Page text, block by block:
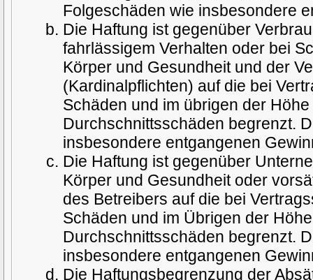
Folgeschäden wie insbesondere
Die Haftung ist gegenüber
fahrlässigem Verhalten oder bei
Körper und Gesundheit und der
(Kardinalpflichten) auf die bei
Schäden und im übrigen der
Durchschnittsschäden begrenzt.
insbesondere entgangenen
Die Haftung ist gegenüber
Körper und Gesundheit oder
des Betreibers auf die bei
Schäden und im Übrigen der
Durchschnittsschäden begrenzt.
insbesondere entgangenen
Die Haftungsbegrenzung der